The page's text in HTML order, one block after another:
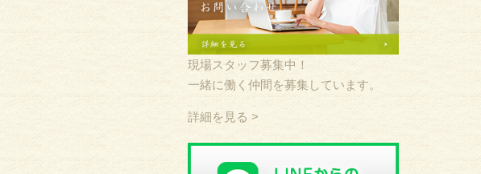
現場スタッフ募集中！
一緒に働く仲間を募集しています。
詳細を見る >